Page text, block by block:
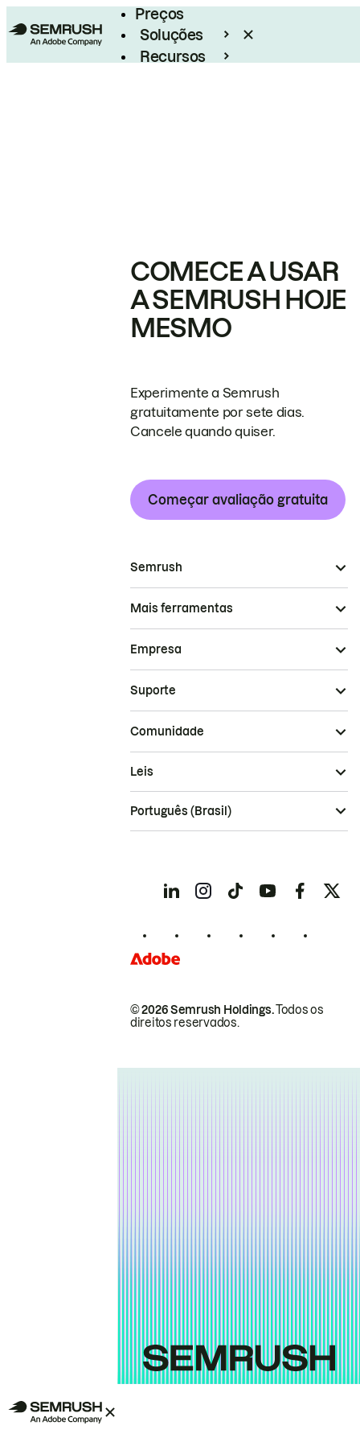
Preços
Soluções
Recursos
COMECE A USAR
A SEMRUSH HOJE
MESMO
Experimente a Semrush
gratuitamente por sete dias.
Cancele quando quiser.
Começar avaliação gratuita
Semrush
Mais ferramentas
Empresa
Suporte
Comunidade
© 2026 Semrush Holdings.Todos os
direitos reservados.
Leis
Português (Brasil)